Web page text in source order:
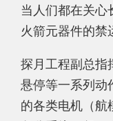
当人们都在关心
火箭元器件的禁
探月工程副总指
悬停等一系列动
的各类电机（航